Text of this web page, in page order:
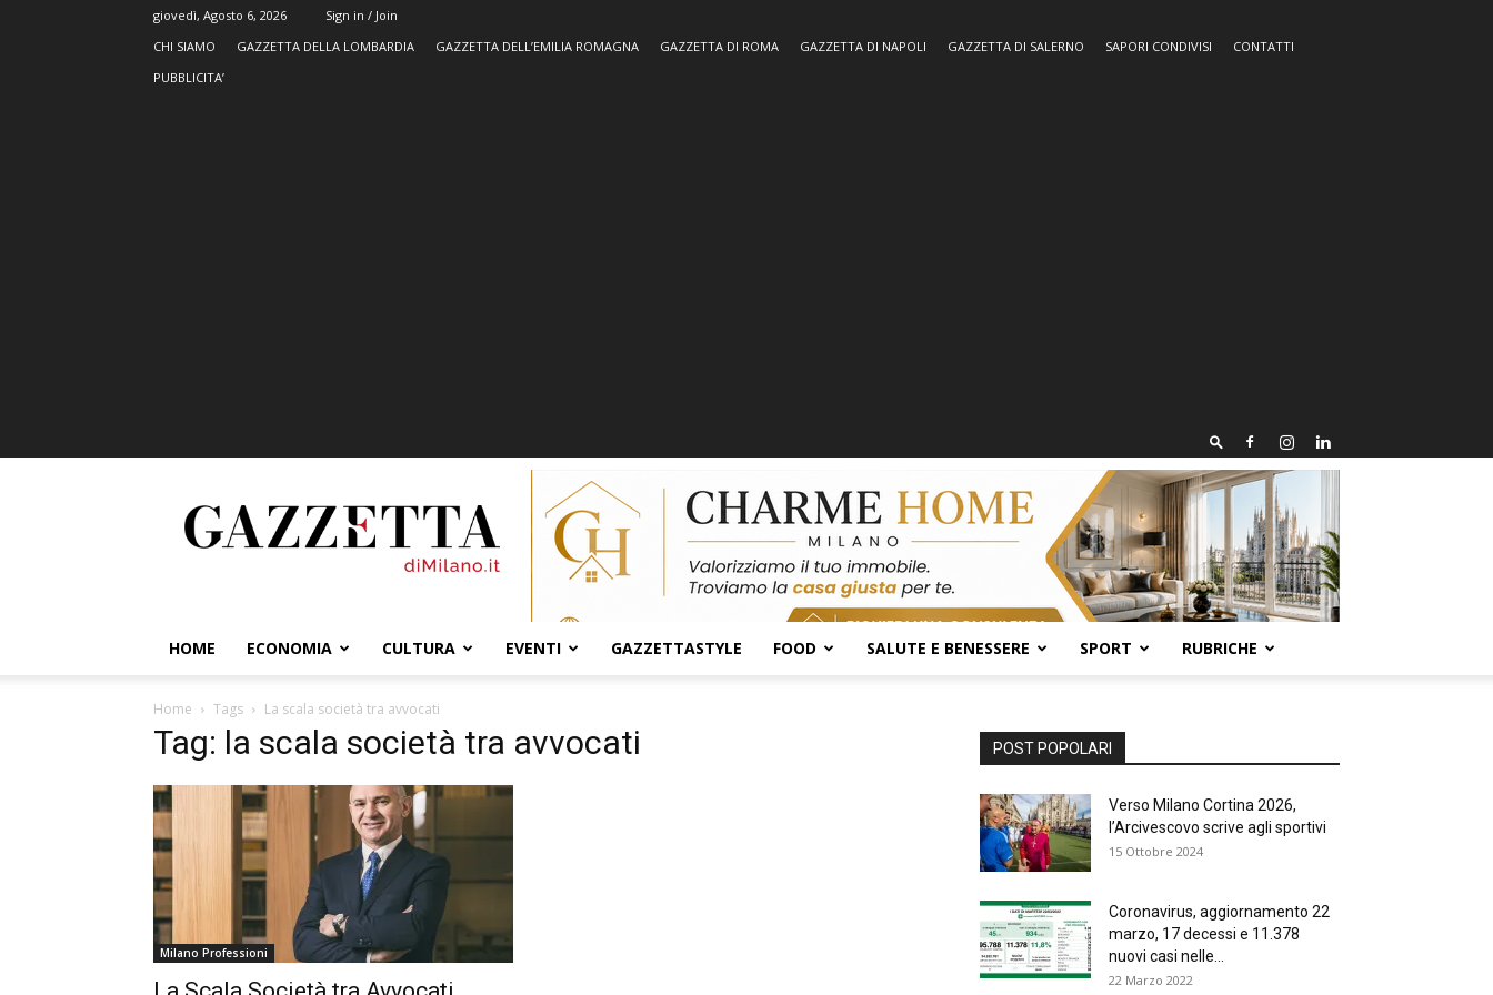
giovedì, Agosto 6, 2026
Sign in / Join
CHI SIAMO
GAZZETTA DELLA LOMBARDIA GAZZETTA DELL’EMILIA ROMAGNA GAZZETTA DI ROMA GAZZETTA DI NAPOLI GAZZETTA DI SALERNO SAPORI CONDIVISI
CONTATTI
PUBBLICITA’
HOME ECONOMIA CULTURA EVENTI GAZZETTASTYLE FOOD SALUTE E BENESSERE SPORT RUBRICHE
Home Tags La scala società tra avvocati
Tag: la scala società tra avvocati
Milano Professioni
POST POPOLARI
Verso Milano Cortina 2026,
l’Arcivescovo scrive agli sportivi
15 Ottobre 2024
Coronavirus, aggiornamento 22
marzo, 17 decessi e 11.378
nuovi casi nelle...
22 Marzo 2022